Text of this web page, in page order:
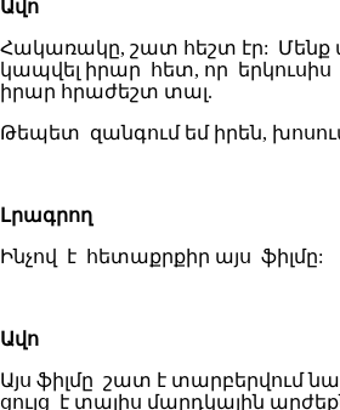
Ավո
Հակառակը, շատ հեշտ էր: Մենք
կապվել իրար հետ, որ երկուսիս
իրար հրաժեշտ տալ.
Թեպետ զանգում եմ իրեն,
Լրագրող
Ինչով է հետաքրքիր այս ֆիլմը:
Ավո
Այս ֆիլմը շատ է տարբերվում
ցույց է տալիս մարդկային